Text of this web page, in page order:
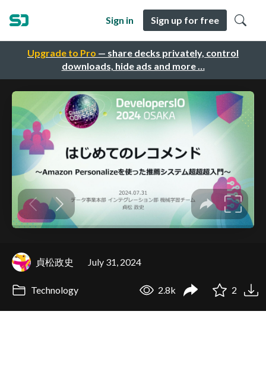
Upgrade to Pro — share decks privately, control
downloads, hide ads and more …
Sign in Sign up for free
貞松政史 July 31, 2024
Technology 2.8k 2